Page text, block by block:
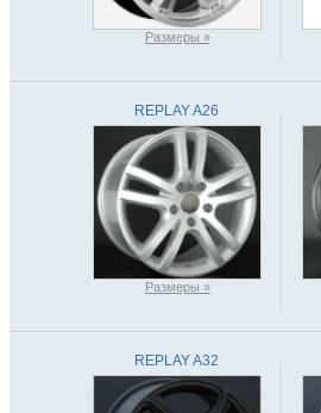
Размеры »
REPLAY A26
Размеры »
REPLAY A32